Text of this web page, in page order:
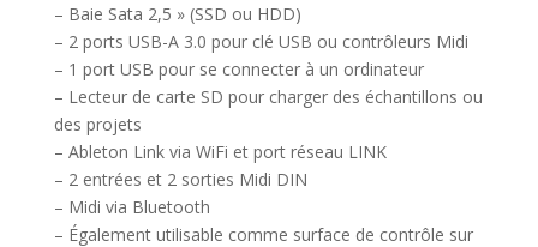
– Baie Sata 2,5 » (SSD ou HDD)
– 2 ports USB-A 3.0 pour clé USB ou contrôleurs Midi
– 1 port USB pour se connecter à un ordinateur
– Lecteur de carte SD pour charger des échantillons ou
des projets
– Ableton Link via WiFi et port réseau LINK
– 2 entrées et 2 sorties Midi DIN
– Midi via Bluetooth
– Également utilisable comme surface de contrôle sur